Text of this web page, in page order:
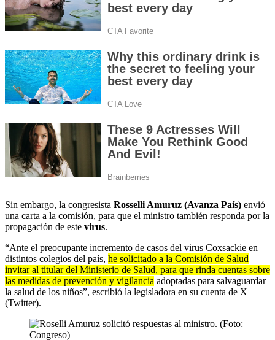
Sin embargo, la congresista Rosselli Amuruz (Avanza País) envió
una carta a la comisión, para que el ministro también responda por la
propagación de este virus.
“Ante el preocupante incremento de casos del virus Coxsackie en
distintos colegios del país, he solicitado a la Comisión de Salud
invitar al titular del Ministerio de Salud, para que rinda cuentas sobre
las medidas de prevención y vigilancia adoptadas para salvaguardar
la salud de los niños”, escribió la legisladora en su cuenta de X
(Twitter).